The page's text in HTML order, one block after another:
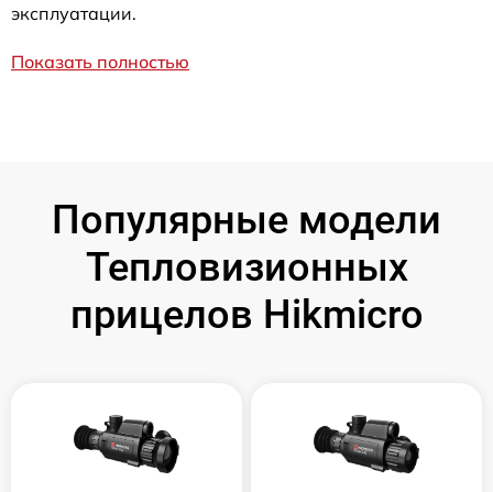
эксплуатации.
Показать полностью
Популярные модели
Тепловизионных
прицелов Hikmicro